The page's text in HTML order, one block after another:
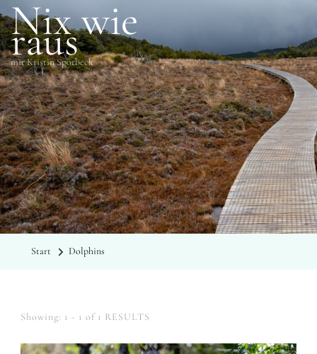
Nix wie
raus
mit Kristin Sporbeck
SCHLAGWÖRTER
Dolphins
Start Dolphins
Showing: 1 - 1 of 1 RESULTS